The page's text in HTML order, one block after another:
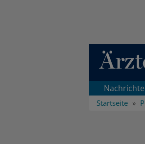
Direkt zum
Startseite